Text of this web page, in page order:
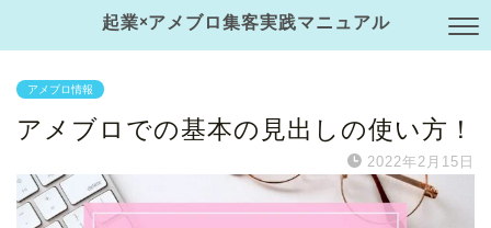
起業×アメブロ集客実践マニュアル
アメブロ情報
アメブロでの基本の見出しの使い方！
2022年2月15日